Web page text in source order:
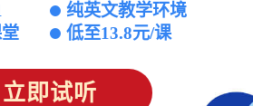
纯英文教学环境
低至13.8元/课
立即试听